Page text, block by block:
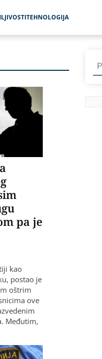
TEHNOLOGIJA
pa je
kao
postao je
oštrim
ove
Međutim,